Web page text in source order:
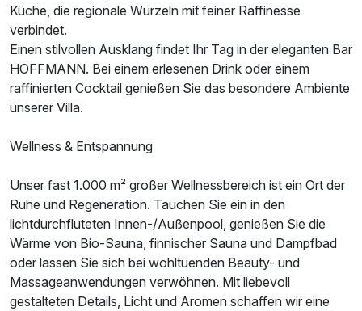
Familienzimmer
2 Erwachsene und 2 Kinder
Küche, die regionale Wurzeln mit feiner Raffinesse
verbindet.
Einen stilvollen Ausklang findet Ihr Tag in der eleganten Bar
HOFFMANN. Bei einem erlesenen Drink oder einem
raffinierten Cocktail genießen Sie das besondere Ambiente
unserer Villa.
Wellness & Entspannung
Unser fast 1.000 m² großer Wellnessbereich ist ein Ort der
Ruhe und Regeneration. Tauchen Sie ein in den
lichtdurchfluteten Innen-/Außenpool, genießen Sie die
Wärme von Bio-Sauna, finnischer Sauna und Dampfbad
oder lassen Sie sich bei wohltuenden Beauty- und
Massageanwendungen verwöhnen. Mit liebevoll
gestalteten Details, Licht und Aromen schaffen wir eine